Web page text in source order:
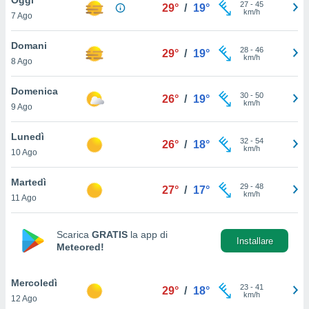
è
al sito
di
ci
di
il
un
la
nella
7 Ago
29° / 19° 27- 45
km/h
Domani
8 Ago
29° / 19° 28- 46
km/h
Domenica
9 Ago
26° / 19° 30- 50
km/h
Lunedì
10 Ago
26° / 18° 32- 54
km/h
Martedì
11 Ago
27° / 17° 29- 48
km/h
Scarica GRATIS la app di
Meteored!
Installare
Mercoledì
12 Ago
29° / 18° 23- 41
km/h